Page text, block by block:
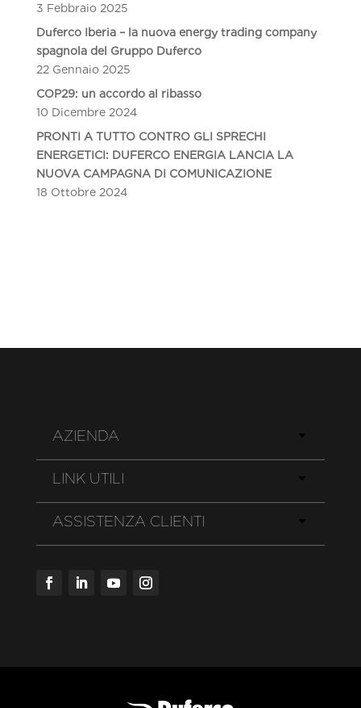
3 Febbraio 2025
Duferco Iberia – la nuova energy trading company
spagnola del Gruppo Duferco
22 Gennaio 2025
COP29: un accordo al ribasso
10 Dicembre 2024
PRONTI A TUTTO CONTRO GLI SPRECHI
ENERGETICI: DUFERCO ENERGIA LANCIA LA
NUOVA CAMPAGNA DI COMUNICAZIONE
18 Ottobre 2024
AZIENDA
LINK UTILI
ASSISTENZA CLIENTI